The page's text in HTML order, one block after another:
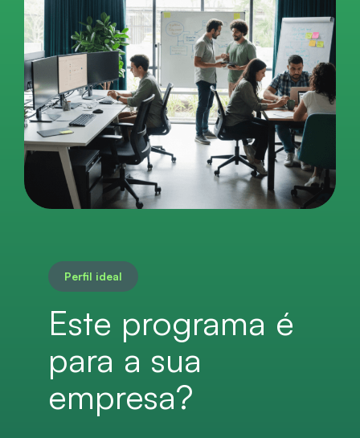
Perfil ideal
Este programa é
para a sua
empresa?